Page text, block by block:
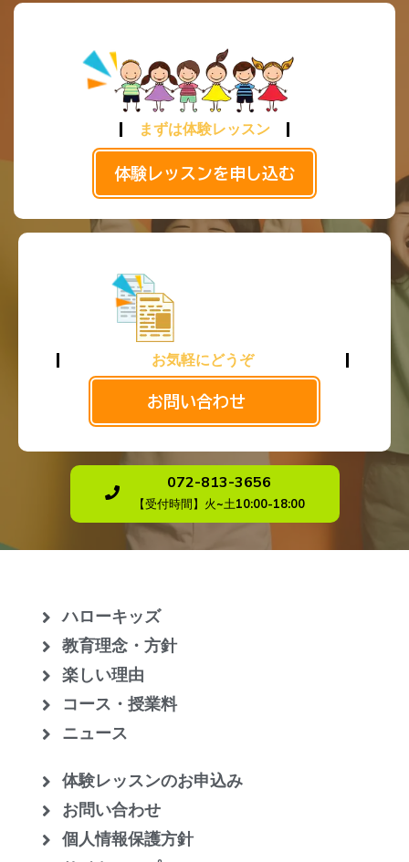
まずは体験レッスン
体験レッスンを申し込む
お気軽にどうぞ
お問い合わせ
072-813-3656
【受付時間】火~土10:00-18:00
ハローキッズ
教育理念・方針
楽しい理由
コース・授業料
ニュース
体験レッスンのお申込み
お問い合わせ
個人情報保護方針